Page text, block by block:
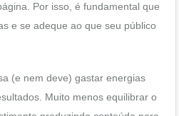
Por isso, é fundamental que
e se adeque ao que seu público
(e nem deve) gastar energias
Muito menos equilibrar o